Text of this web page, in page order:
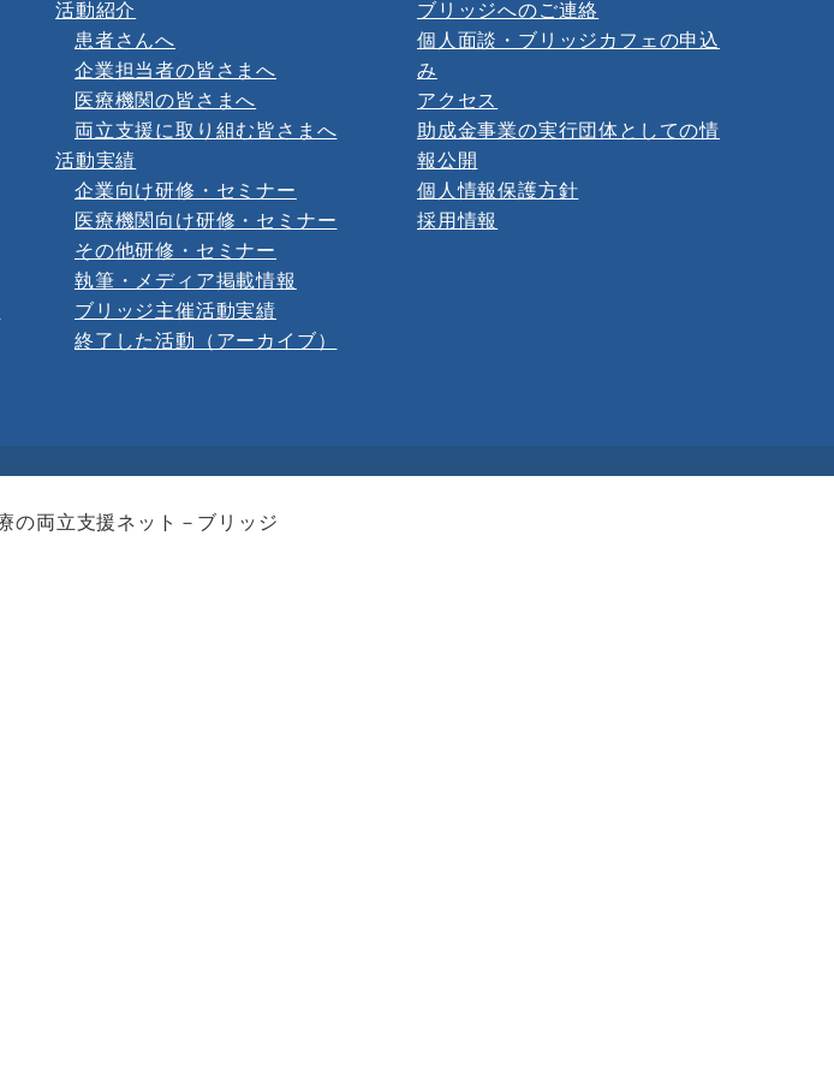
活動紹介
患者さんへ
企業担当者の皆さまへ
医療機関の皆さまへ
両立支援に取り組む皆さまへ
活動実績
企業向け研修・セミナー
医療機関向け研修・セミナー
その他研修・セミナー
執筆・メディア掲載情報
ブリッジ主催活動実績
終了した活動（アーカイブ）
ブリッジへのご連絡
個人面談・ブリッジカフェの申込
み
アクセス
助成金事業の実行団体としての情
報公開
個人情報保護方針
採用情報